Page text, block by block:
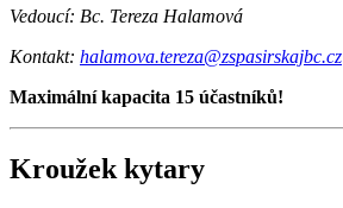
Vedoucí: Bc. Tereza Halamová
Kontakt: halamova.tereza@zspasirskajbc.cz
Maximální kapacita 15 účastníků!
Kroužek kytary